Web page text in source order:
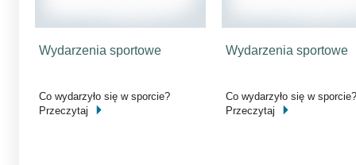
Wydarzenia sportowe
Co wydarzyło się w sporcie?
Przeczytaj
Wydarzenia sportowe
Co wydarzyło się w sporcie?
Przeczytaj